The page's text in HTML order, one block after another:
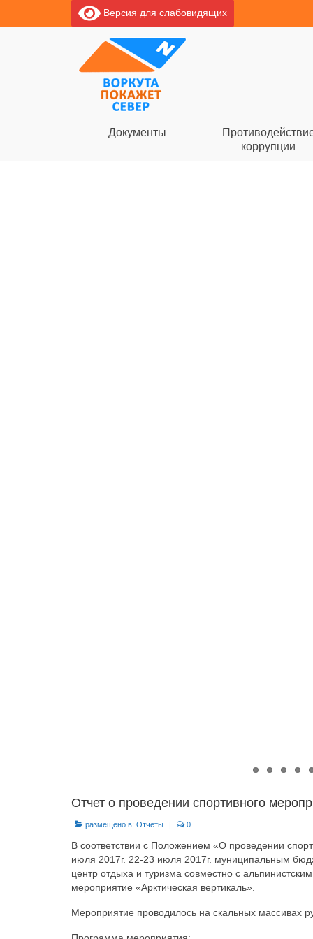
Версия для слабовидящих
Документы
коррупции
Отчет о проведении спортивного
размещено в: Отчеты | 0
В соответствии с Положением «О проведении
июля 2017г. 22-23 июля 2017г. муниципальным
центр отдыха и туризма совместно с
мероприятие «Арктическая вертикаль».
Мероприятие проводилось на скальных массивах